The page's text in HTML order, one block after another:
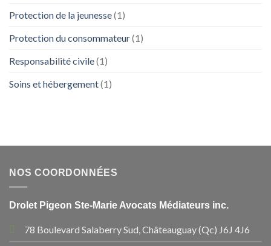
Protection de la jeunesse(1)
Protection du consommateur(1)
Responsabilité civile(1)
Soins et hébergement(1)
NOS COORDONNÉES
Drolet Pigeon Ste-Marie Avocats Médiateurs inc.
78 Boulevard Salaberry Sud, Châteauguay (Qc) J6J 4J6